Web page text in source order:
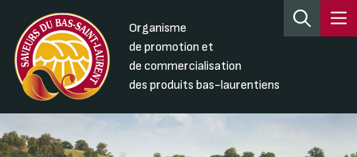
Organisme
de promotion et
de commercialisation
des produits bas-laurentiens